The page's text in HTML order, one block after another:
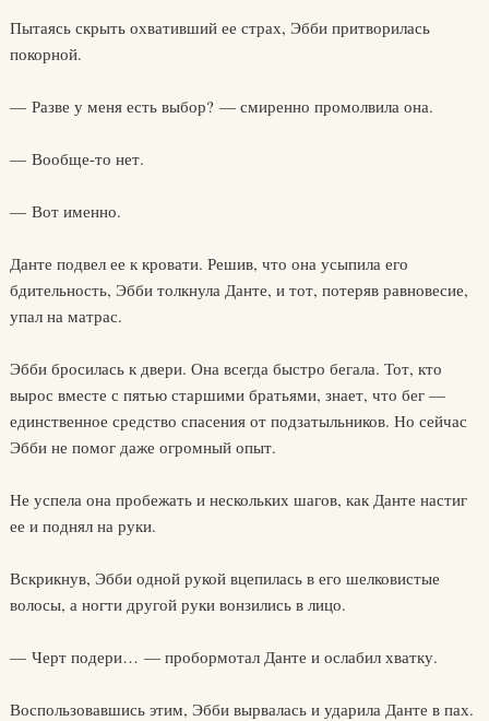
Пытаясь скрыть охвативший ее страх, Эбби притворилась
покорной.
— Разве у меня есть выбор? — смиренно промолвила она.
— Вообще-то нет.
— Вот именно.
Данте подвел ее к кровати. Решив, что она усыпила его
бдительность, Эбби толкнула Данте, и тот, потеряв равновесие,
упал на матрас.
Эбби бросилась к двери. Она всегда быстро бегала. Тот, кто
вырос вместе с пятью старшими братьями, знает, что бег —
единственное средство спасения от подзатыльников. Но сейчас
Эбби не помог даже огромный опыт.
Не успела она пробежать и нескольких шагов, как Данте настиг
ее и поднял на руки.
Вскрикнув, Эбби одной рукой вцепилась в его шелковистые
волосы, а ногти другой руки вонзились в лицо.
— Черт подери… — пробормотал Данте и ослабил хватку.
Воспользовавшись этим, Эбби вырвалась и ударила Данте в пах.